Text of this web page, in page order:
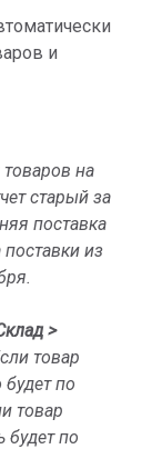
и
на
старый за
поставка
из
>
товар
будет по
товар
будет по